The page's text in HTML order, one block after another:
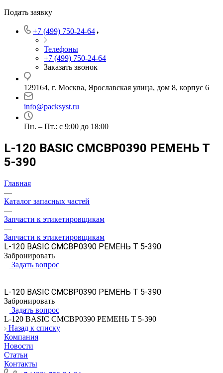
Подать заявку
+7 (499) 750-24-64
Телефоны
+7 (499) 750-24-64
Заказать звонок
129164, г. Москва, Ярославская улица, дом 8, корпус 6
info@packsyst.ru
Пн. – Пт.: с 9:00 до 18:00
L-120 BASIC CMCBP0390 РЕМЕНЬ Т
5-390
Главная
—
Каталог запасных частей
—
Запчасти к этикетировщикам
—
Запчасти к этикетировщикам
L-120 BASIC CMCBP0390 РЕМЕНЬ Т 5-390
Забронировать
Задать вопрос
L-120 BASIC CMCBP0390 РЕМЕНЬ Т 5-390
Забронировать
Задать вопрос
L-120 BASIC CMCBP0390 РЕМЕНЬ Т 5-390
Назад к списку
Компания
Новости
Статьи
Контакты